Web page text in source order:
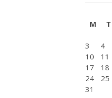
M
T
3
4
10
11
17
18
24
25
31